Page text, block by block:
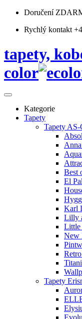
Doručení
Rychlý kontakt
tapety,
color
Kategorie
Tapety
Tapety AS-
Best
El
Karl
Lilly
Little
New
Tapety